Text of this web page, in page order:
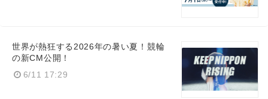
世界が熱狂する2026年の暑い夏！競輪
の新CM公開！
6/11 17:29